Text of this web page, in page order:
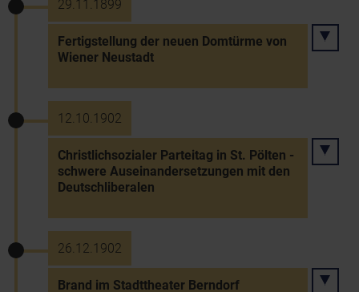
29.11.1899
Fertigstellung der neuen Domtürme von
Wiener Neustadt
12.10.1902
Christlichsozialer Parteitag in St. Pölten -
schwere Auseinandersetzungen mit den
Deutschliberalen
26.12.1902
Brand im Stadttheater Berndorf